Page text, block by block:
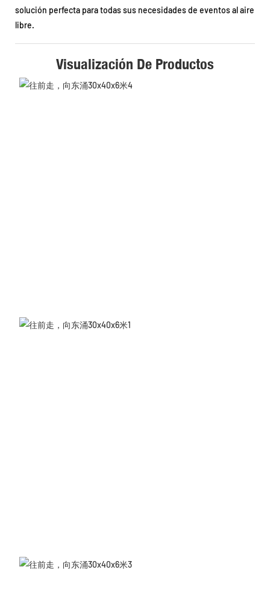
solución perfecta para todas sus necesidades de eventos al aire
libre.
Visualización De Productos